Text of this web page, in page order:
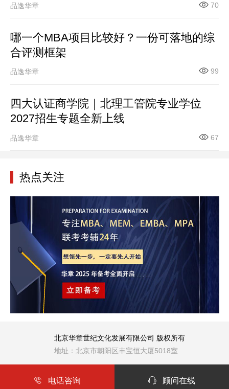
品逸华章 70
哪一个MBA项目比较好？一份可落地的综
合评测框架
品逸华章 99
四大认证商学院｜北理工管院专业学位
2027招生专题全新上线
品逸华章 67
热点关注
北京华章世纪文化发展有限公司 版权所有
地址：北京市朝阳区丰宝恒大厦5018室
 电话咨询  顾问在线